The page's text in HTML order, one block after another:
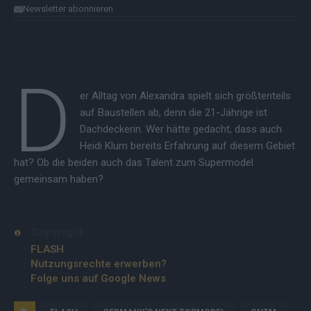
Newsletter abonnieren
D
er Alltag von Alexandra spielt sich größtenteils
auf Baustellen ab, denn die 21-Jährige ist
Dachdeckerin. Wer hätte gedacht, dass auch
Heidi Klum bereits Erfahrung auf diesem Gebiet
hat? Ob die beiden auch das Talent zum Supermodel
gemeinsam haben?
FLASH
Nutzungsrechte erwerben?
Folge uns auf Google News